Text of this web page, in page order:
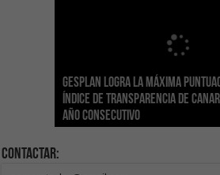
Gesplan logra la máxima
Índice de Transparencia de
año consecutivo
El Gobierno canario concede
POSEICAN-Pesca al sector por
tras aumentar las cuantías
Transición Ecológica coordina
adhesión a la Red de Refugios
Canarias
Visocan incorpora 170 pisos a su
vivienda protegida en régimen
asequible de Tenerife
Sanidad refuerza la capacidad
los centros de salud con el
ecografía clínica
El Gobierno de Canarias convoca
Sal Marina Agrocanarias 2026
Contactar: